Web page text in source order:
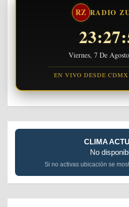
RZ RADIO
Viernes, 7 De
EN VIVO DESDE CDMX
CLIMA
No
Si no activas ubicación se